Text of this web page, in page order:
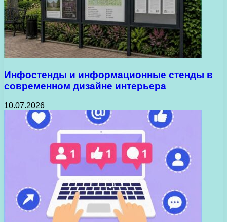
Инфостенды и информационные стенды в
современном дизайне интерьера
10.07.2026